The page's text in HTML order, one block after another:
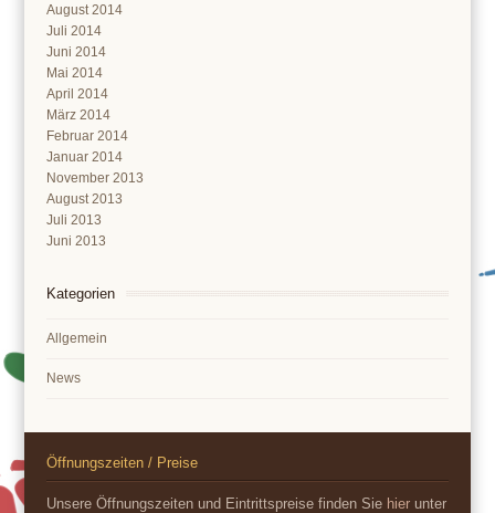
August 2014
Juli 2014
Juni 2014
Mai 2014
April 2014
März 2014
Februar 2014
Januar 2014
November 2013
August 2013
Juli 2013
Juni 2013
Kategorien
Allgemein
News
Öffnungszeiten / Preise
Unsere Öffnungszeiten und Eintrittspreise finden Sie hier unter